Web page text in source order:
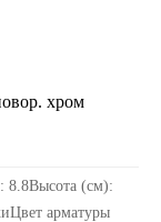
хром
8.8Высота (см):
арматуры